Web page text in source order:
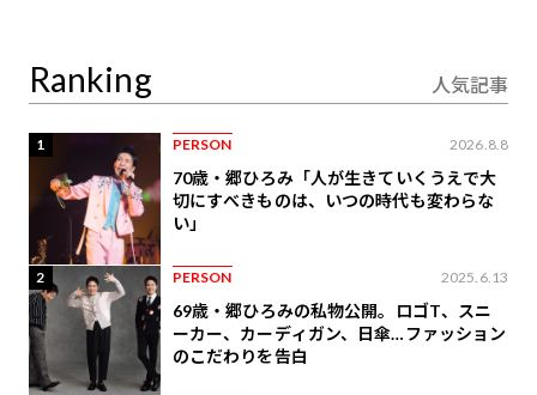
Ranking 人気記事
1 PERSON 2026.8.8
70歳・郷ひろみ「人が生きていくうえで大
切にすべきものは、いつの時代も変わらな
い」
2 PERSON 2025.6.13
69歳・郷ひろみの私物公開。ロゴT、スニ
ーカー、カーディガン、日傘…ファッション
のこだわりを告白